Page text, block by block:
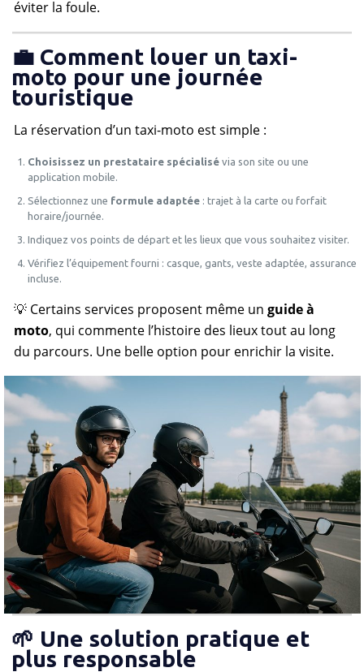
éviter la foule.
💼 Comment louer un taxi-
moto pour une journée
touristique
La réservation d’un taxi-moto est simple :
Choisissez un prestataire spécialisé via son site ou une
application mobile.
Sélectionnez une formule adaptée : trajet à la carte ou forfait
horaire/journée.
Indiquez vos points de départ et les lieux que vous souhaitez visiter.
Vérifiez l’équipement fourni : casque, gants, veste adaptée, assurance
incluse.
💡 Certains services proposent même unguide à
moto, qui commente l’histoire des lieux tout au long
du parcours. Une belle option pour enrichir la visite.
🌱 Une solution pratique et
plus responsable